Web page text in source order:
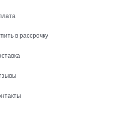
в рассрочку